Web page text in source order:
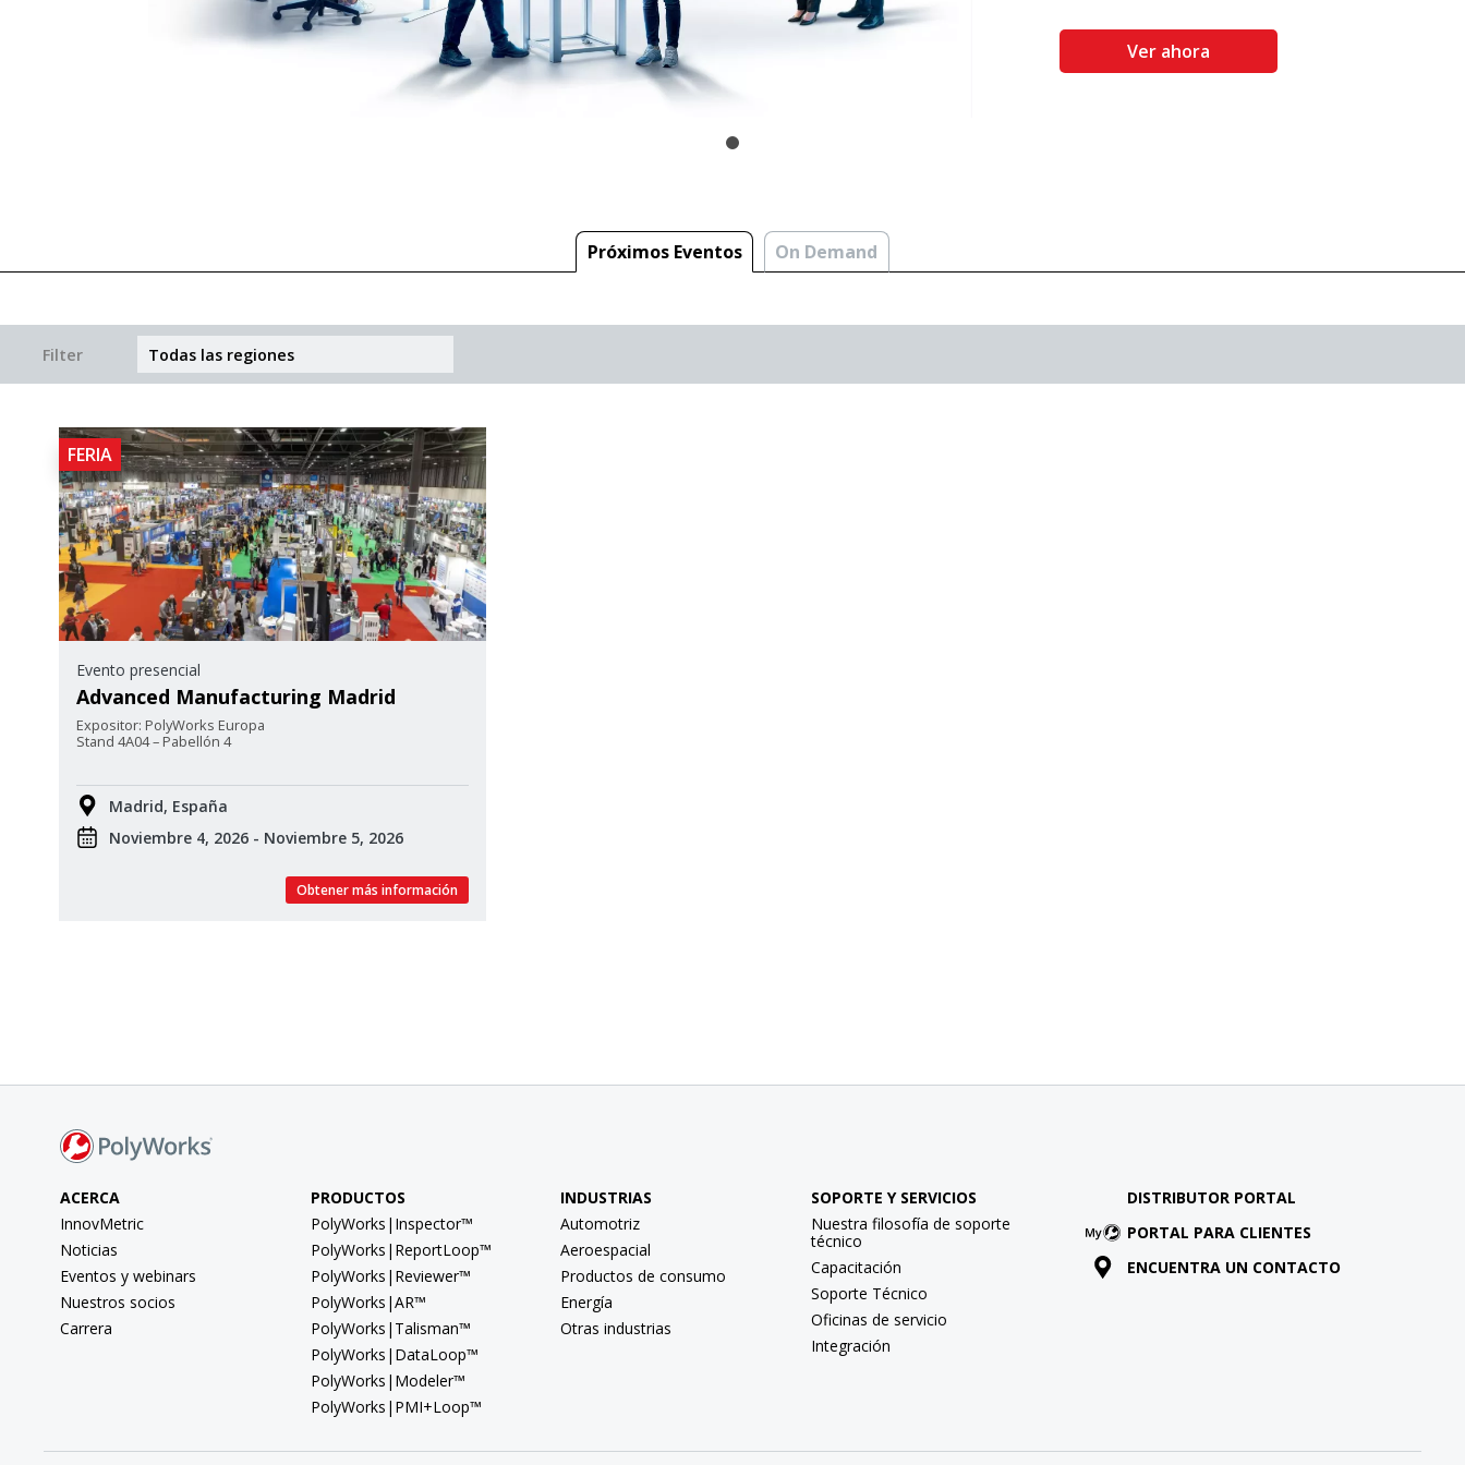
Ver ahora
Próximos Eventos On Demand
Filter
FERIA
Evento presencial
Advanced Manufacturing Madrid
Expositor: PolyWorks Europa
Stand 4A04 – Pabellón 4
Madrid, España
Noviembre 4, 2026 - Noviembre 5, 2026
Obtener más información
ACERCA
InnovMetric
Noticias
Eventos y webinars
Nuestros socios
Carrera
PRODUCTOS
PolyWorks|Inspector™
PolyWorks|ReportLoop™
PolyWorks|Reviewer™
PolyWorks|AR™
PolyWorks|Talisman™
PolyWorks|DataLoop™
PolyWorks|Modeler™
PolyWorks|PMI+Loop™
INDUSTRIAS
Automotriz
Aeroespacial
Productos de consumo
Energía
Otras industrias
SOPORTE Y SERVICIOS
Nuestra filosofía de soporte
técnico
Capacitación
Soporte Técnico
Oficinas de servicio
Integración
DISTRIBUTOR PORTAL
PORTAL PARA CLIENTES
ENCUENTRA UN CONTACTO